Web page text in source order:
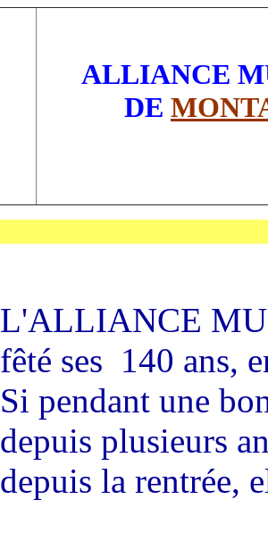
ALLIANCE
DE
L'ALLIANCE
fêté ses 140 ans,
Si pendant une
depuis plusieurs
depuis la rentrée,